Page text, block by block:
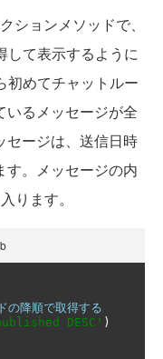
ョンメソッドで、
して表示するように
初めてチャットルー
いるメッセージが全
セージは、送信日時
す。メッセージの内
ります。
降順で取得する
DESC' )